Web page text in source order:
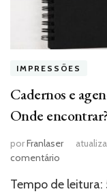
IMPRESSÕES
Cadernos e
Onde
porFranlaser
comentário
e
Tempo de leitura: